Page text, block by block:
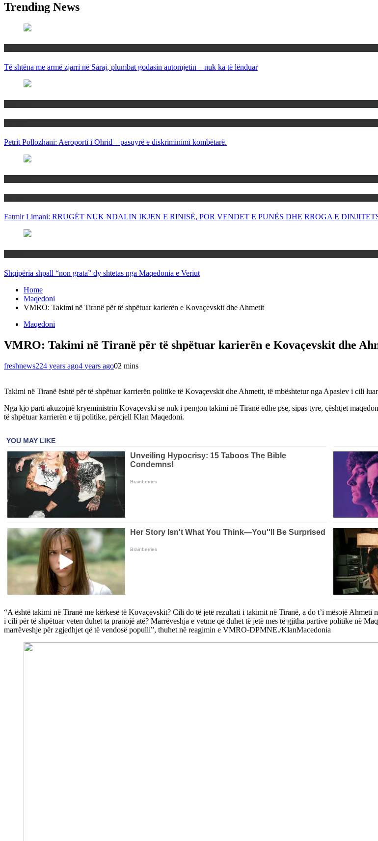
Trending News
Të shtëna me armë zjarri në Saraj, plumbat godasin automjetin – nuk ka të lënduar
Petrit Pollozhani: Aeroporti i Ohrid – pasqyrë e diskriminimi kombëtarë.
Fatmir Limani: RRUGËT NUK NDALIN IKJEN E RINISË, POR VENDET E PUNËS DHE RROGA E
Shqipëria shpall “non grata” dy shtetas nga Maqedonia e Veriut
Home
Maqedoni
VMRO: Takimi në Tiranë për të shpëtuar karierën e Kovaçevskit dhe Ahmetit
Maqedoni
VMRO: Takimi në Tiranë për të shpëtuar karierën e Kovaçevskit dhe
freshnews224 years ago4 years ago02 mins
Takimi në Tiranë është për të shpëtuar karrierën politike të Kovaçevskit dhe Ahmetit, të mbështetur nga Apasiev i cili
Nga kjo parti akuzojnë kryeministrin Kovaçevski se nuk i pengon takimi në Tiranë edhe pse, sipas tyre, çështjet
të shpëtuar karrierën e tij politike, përcjell Klan Maqedoni.
“A është takimi në Tiranë me kërkesë të Kovaçevskit? Cili do të jetë rezultati i takimit në Tiranë, a do t’i mësojë
i cili për të shpëtuar veten duhet ta pranojë atë? Marrëveshja e vetme që duhet të jetë mes të gjitha partive politike në
marrëveshje për zgjedhjet që të vendosë populli”, thuhet në reagimin e VMRO-DPMNE./KlanMacedonia